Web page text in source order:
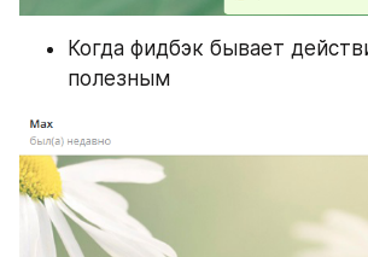
Когда фидбэк бывает
полезным